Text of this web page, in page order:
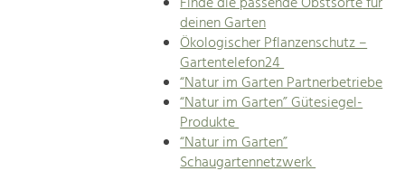
deinen Garten
Ökologischer Pflanzenschutz –
Gartentelefon24
“Natur im Garten Partnerbetriebe
“Natur im Garten” Gütesiegel-
Produkte
“Natur im Garten”
Schaugartennetzwerk